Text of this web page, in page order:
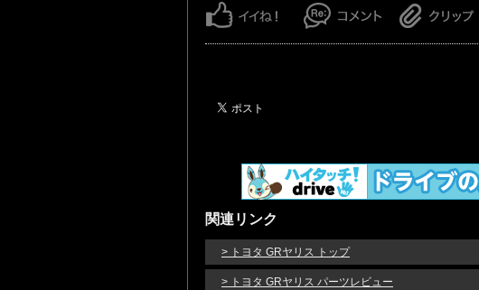
関連リンク
> トヨタ GRヤリス トップ
> トヨタ GRヤリス パーツレビュー